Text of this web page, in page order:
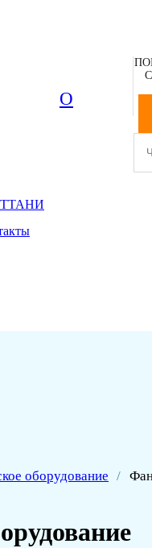
О
оборудование /